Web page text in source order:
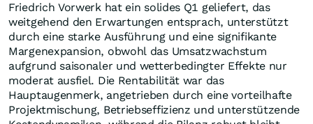
Friedrich Vorwerk hat ein solides Q1 geliefert, das
weitgehend den Erwartungen entsprach, unterstützt
durch eine starke Ausführung und eine signifikante
Margenexpansion, obwohl das Umsatzwachstum
aufgrund saisonaler und wetterbedingter Effekte nur
moderat ausfiel. Die Rentabilität war das
Hauptaugenmerk, angetrieben durch eine vorteilhafte
Projektmischung, Betriebseffizienz und unterstützende